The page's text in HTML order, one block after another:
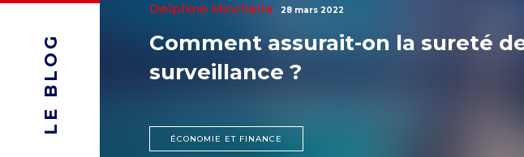
LE BLOG
Delphine Minchella 28 mars 2022
Comment assurait-on la sureté
surveillance ?
ÉCONOMIE ET FINANCE